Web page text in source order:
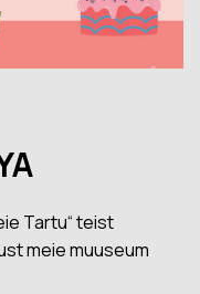
Tartu“ teist
meie muuseum